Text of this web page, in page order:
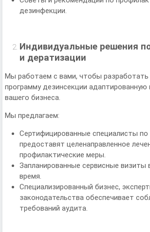
дезинфекции.
Индивидуальные решения
и дератизации
Мы работаем с вами, чтобы
программу дезинсекции
вашего бизнеса.
Мы предлагаем:
Сертифицированные специалисты
предоставят целенаправленное
профилактические меры.
Запланированные сервисные визиты
время.
Специализированный бизнес,
законодательства обеспечивает
требований аудита.